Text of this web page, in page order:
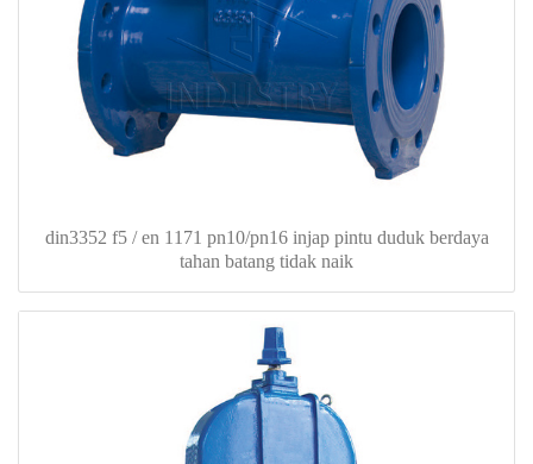
din3352 f5 / en 1171 pn10/pn16 injap pintu duduk berdaya
tahan batang tidak naik